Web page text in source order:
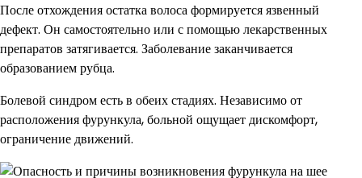
После отхождения остатка волоса формируется язвенный
дефект. Он самостоятельно или с помощью лекарственных
препаратов затягивается. Заболевание заканчивается
образованием рубца.
Болевой синдром есть в обеих стадиях. Независимо от
расположения фурункула, больной ощущает дискомфорт,
ограничение движений.